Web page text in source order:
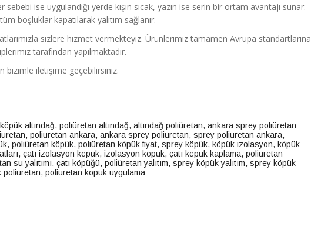
ise uygulandığı yerde kışın sıcak, yazın ise serin bir ortam avantajı sunar.
boşluklar kapatılarak yalıtım sağlanır.
sizlere hizmet vermekteyiz. Ürünlerimiz tamamen Avrupa standartlarına
tarafından yapılmaktadır.
bizimle iletişime geçebilirsiniz.
altındağ, poliüretan altındağ, altındağ poliüretan, ankara sprey poliüretan
poliüretan ankara, ankara sprey poliüretan, sprey poliüretan ankara,
, poliüretan köpük, poliüretan köpük fiyat, sprey köpük, köpük izolasyon, köpük
çatı izolasyon köpük, izolasyon köpük, çatı köpük kaplama, poliüretan
su yalıtımı, çatı köpüğü, poliüretan yalıtım, sprey köpük yalıtım, sprey köpük
poliüretan, poliüretan köpük uygulama